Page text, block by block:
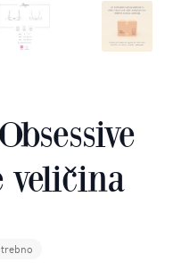
veličina